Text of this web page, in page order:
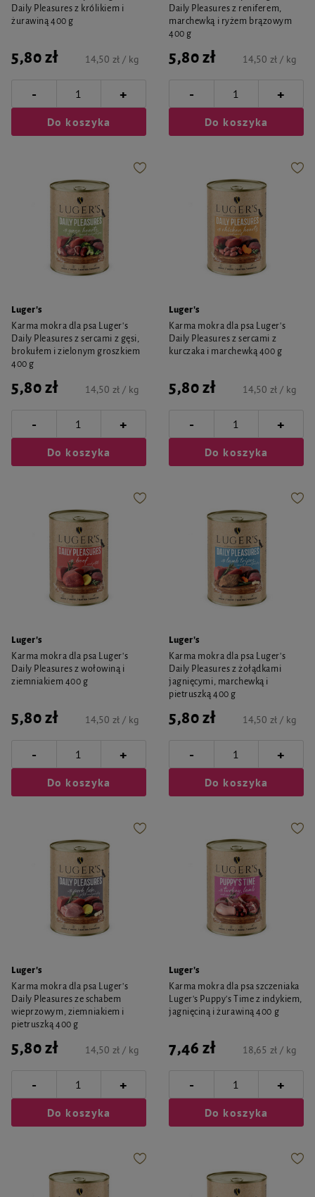
Daily Pleasures z królikiem i
żurawiną 400 g
5,80 zł 14,50 zł / kg
- +
Do koszyka
Daily Pleasures z reniferem,
marchewką i ryżem brązowym
400 g
5,80 zł 14,50 zł / kg
- +
Do koszyka
Luger's
Karma mokra dla psa Luger's
Daily Pleasures z sercami z gęsi,
brokułem i zielonym groszkiem
400 g
5,80 zł 14,50 zł / kg
- +
Do koszyka
Luger's
Karma mokra dla psa Luger's
Daily Pleasures z sercami z
kurczaka i marchewką 400 g
5,80 zł 14,50 zł / kg
- +
Do koszyka
Luger's
Karma mokra dla psa Luger's
Daily Pleasures z wołowiną i
ziemniakiem 400 g
5,80 zł 14,50 zł / kg
- +
Do koszyka
Luger's
Karma mokra dla psa Luger's
Daily Pleasures z żołądkami
jagnięcymi, marchewką i
pietruszką 400 g
5,80 zł 14,50 zł / kg
- +
Do koszyka
Luger's
Karma mokra dla psa Luger's
Daily Pleasures ze schabem
wieprzowym, ziemniakiem i
pietruszką 400 g
5,80 zł 14,50 zł / kg
- +
Do koszyka
Luger's
Karma mokra dla psa szczeniaka
Luger's Puppy's Time z indykiem,
jagnięciną i żurawiną 400 g
7,46 zł 18,65 zł / kg
- +
Do koszyka